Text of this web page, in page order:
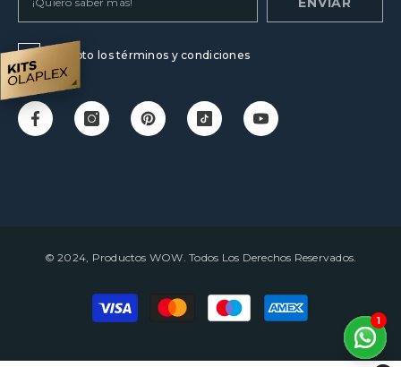
Acepto los términos y condiciones
© 2024, Productos WOW. Todos Los Derechos Reservados.
Payment
methods
1